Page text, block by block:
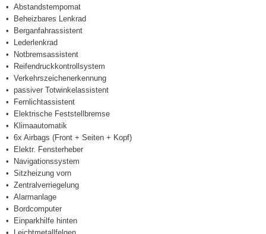
Abstandstempomat
Beheizbares Lenkrad
Berganfahrassistent
Lederlenkrad
Notbremsassistent
Reifendruckkontrollsystem
Verkehrszeichenerkennung
passiver Totwinkelassistent
Fernlichtassistent
Elektrische Feststellbremse
Klimaautomatik
6x Airbags (Front + Seiten + Kopf)
Elektr. Fensterheber
Navigationssystem
Sitzheizung vorn
Zentralverriegelung
Alarmanlage
Bordcomputer
Einparkhilfe hinten